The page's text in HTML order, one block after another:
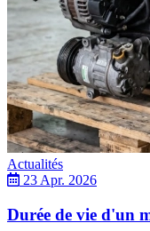
Actualités
23 Apr. 2026
Durée de vie d'un